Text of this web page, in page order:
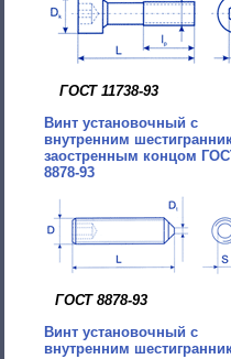
ГОСТ 11738-93
Винт установочный с
внутренним
заостренным концом
8878-93
ГОСТ 8878-93
Винт установочный с
внутренним